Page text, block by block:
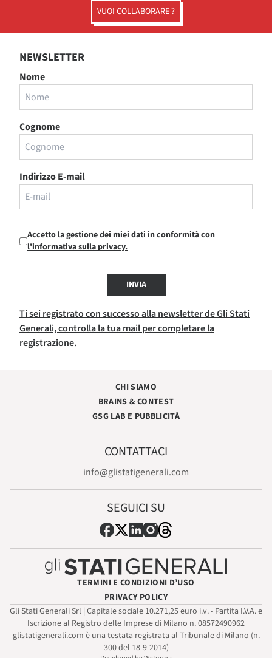
VUOI COLLABORARE ?
NEWSLETTER
Nome
Cognome
Indirizzo E-mail
Accetto la gestione dei miei dati in conformità con
l'informativa sulla privacy.
INVIA
Ti sei registrato con successo alla newsletter de Gli Stati
Generali, controlla la tua mail per completare la
registrazione.
CHI SIAMO
BRAINS & CONTEST
GSG LAB E PUBBLICITÀ
CONTATTACI
info@glistatigenerali.com
SEGUICI SU
TERMINI E CONDIZIONI D’USO
PRIVACY POLICY
Gli Stati Generali Srl | Capitale sociale 10.271,25 euro i.v. - Partita I.V.A. e
Iscrizione al Registro delle Imprese di Milano n. 08572490962
glistatigenerali.com è una testata registrata al Tribunale di Milano (n.
300 del 18-9-2014)